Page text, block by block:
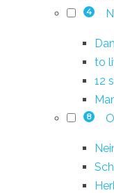
4
to
12
8